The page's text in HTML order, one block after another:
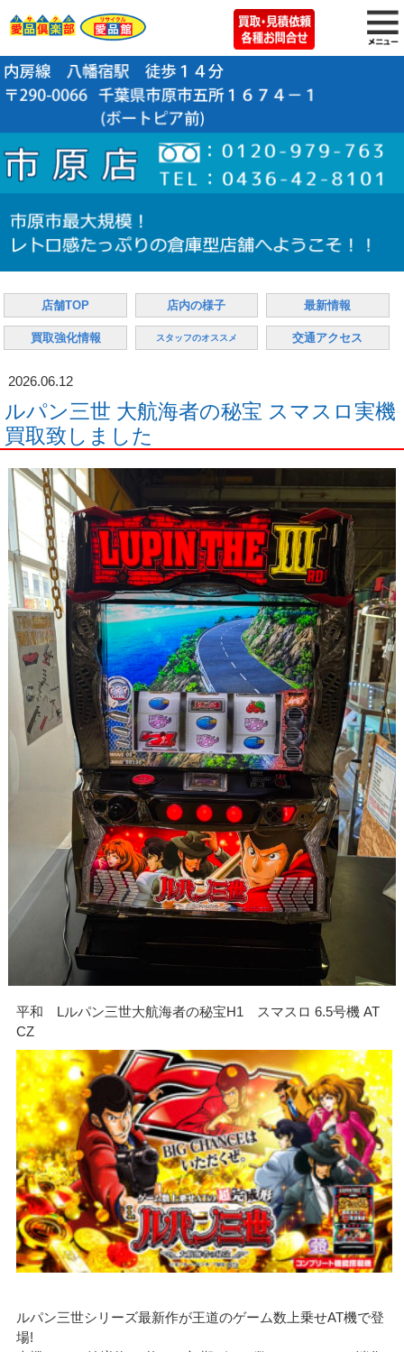
店舗TOP 店内の様子 最新情報
買取強化情報 スタッフのオススメ 交通アクセス
2026.06.12
ルパン三世 大航海者の秘宝 スマスロ実機
買取致しました
平和 Lルパン三世大航海者の秘宝H1 スマスロ 6.5号機 AT
CZ
ルパン三世シリーズ最新作が王道のゲーム数上乗せAT機で登
場!